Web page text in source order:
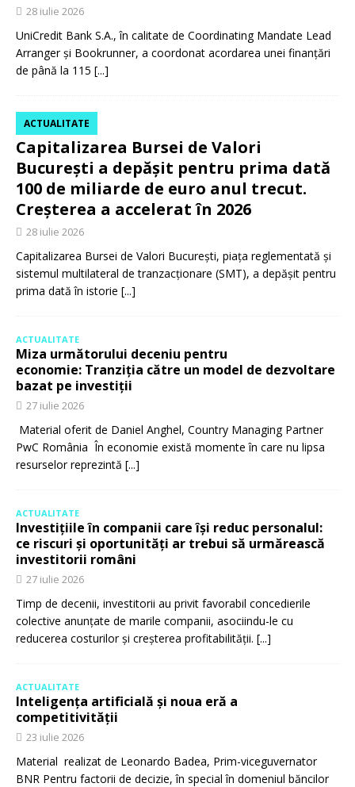
28 iulie 2026
UniCredit Bank S.A., în calitate de Coordinating Mandate Lead
Arranger și Bookrunner, a coordonat acordarea unei finanțări
de până la 115 [...]
Capitalizarea Bursei de Valori
București a depășit pentru prima dată
100 de miliarde de euro anul trecut.
Creșterea a accelerat în 2026
ACTUALITATE
28 iulie 2026
Capitalizarea Bursei de Valori București, piața reglementată și
sistemul multilateral de tranzacționare (SMT), a depășit pentru
prima dată în istorie [...]
ACTUALITATE
Miza următorului deceniu pentru
economie: Tranziția către un model de dezvoltare
bazat pe investiții
27 iulie 2026
Material oferit de Daniel Anghel, Country Managing Partner
PwC România În economie există momente în care nu lipsa
resurselor reprezintă [...]
ACTUALITATE
Investițiile în companii care își reduc personalul:
ce riscuri și oportunități ar trebui să urmărească
investitorii români
27 iulie 2026
Timp de decenii, investitorii au privit favorabil concedierile
colective anunțate de marile companii, asociindu-le cu
reducerea costurilor și creșterea profitabilității. [...]
ACTUALITATE
Inteligența artificială și noua eră a
competitivității
23 iulie 2026
Material realizat de Leonardo Badea, Prim-viceguvernator
BNR Pentru factorii de decizie, în special în domeniul băncilor